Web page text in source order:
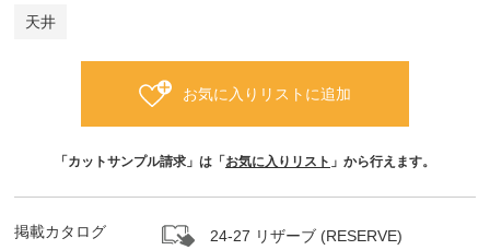
天井
お気に入りリストに追加
「カットサンプル請求」は「 お気に入りリスト 」から行えます。
掲載カタログ 24-27 リザーブ (RESERVE)